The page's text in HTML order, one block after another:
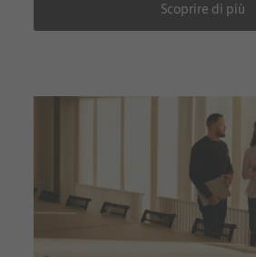
Scoprire di più